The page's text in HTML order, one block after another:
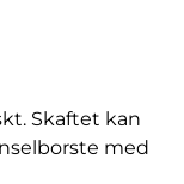
Skaftet kan
med